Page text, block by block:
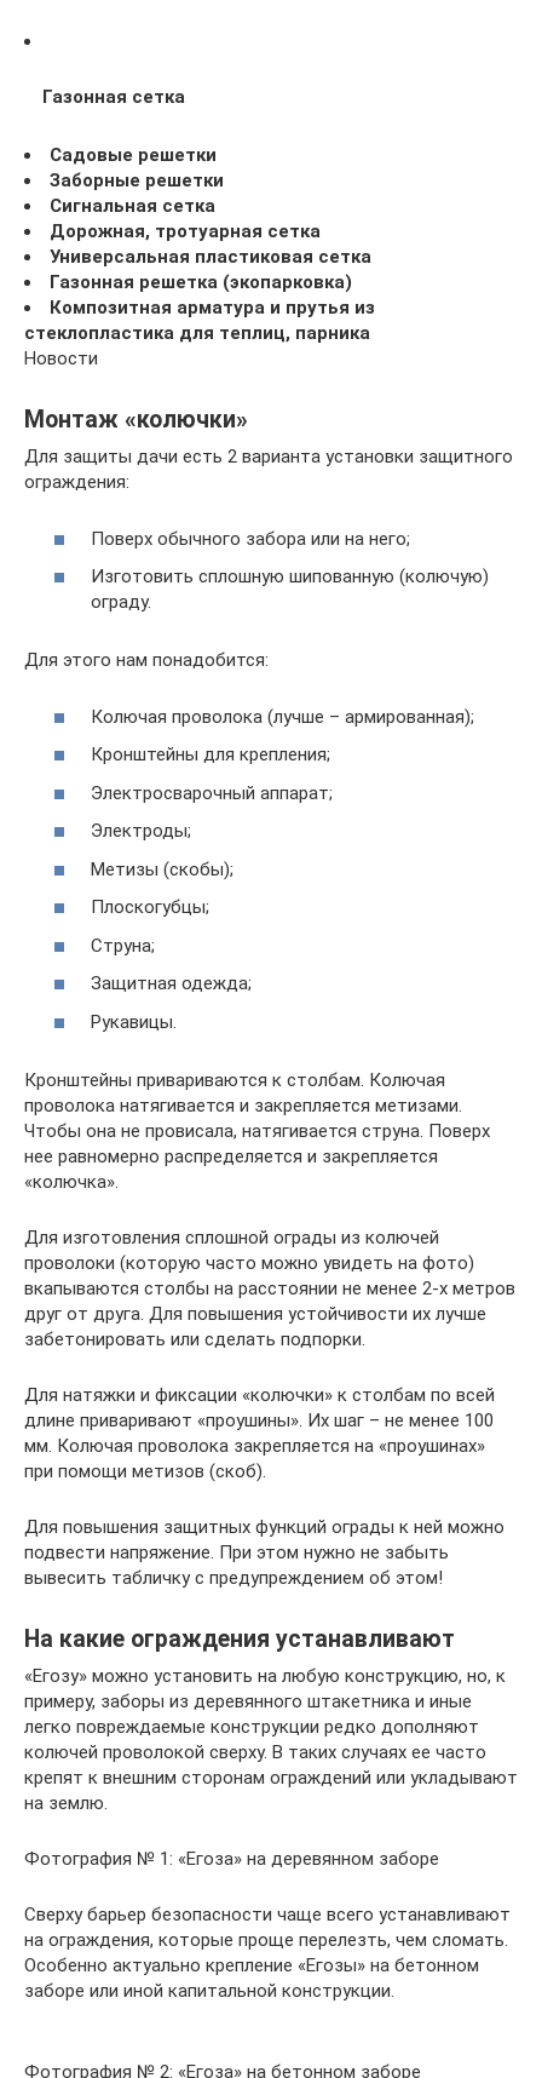
Газонная сетка
Садовые решетки
Заборные решетки
Сигнальная сетка
Дорожная, тротуарная сетка
Универсальная пластиковая сетка
Газонная решетка (экопарковка)
Композитная арматура и прутья из
стеклопластика для теплиц, парника
Новости
Монтаж «колючки»
Для защиты дачи есть 2 варианта установки защитного
ограждения:
Поверх обычного забора или на него;
Изготовить сплошную шипованную (колючую)
ограду.
Для этого нам понадобится:
Колючая проволока (лучше – армированная);
Кронштейны для крепления;
Электросварочный аппарат;
Электроды;
Метизы (скобы);
Плоскогубцы;
Струна;
Защитная одежда;
Рукавицы.
Кронштейны привариваются к столбам. Колючая
проволока натягивается и закрепляется метизами.
Чтобы она не провисала, натягивается струна. Поверх
нее равномерно распределяется и закрепляется
«колючка».
Для изготовления сплошной ограды из колючей
проволоки (которую часто можно увидеть на фото)
вкапываются столбы на расстоянии не менее 2-х метров
друг от друга. Для повышения устойчивости их лучше
забетонировать или сделать подпорки.
Для натяжки и фиксации «колючки» к столбам по всей
длине приваривают «проушины». Их шаг – не менее 100
мм. Колючая проволока закрепляется на «проушинах»
при помощи метизов (скоб).
Для повышения защитных функций ограды к ней можно
подвести напряжение. При этом нужно не забыть
вывесить табличку с предупреждением об этом!
На какие ограждения устанавливают
«Егозу» можно установить на любую конструкцию, но, к
примеру, заборы из деревянного штакетника и иные
легко повреждаемые конструкции редко дополняют
колючей проволокой сверху. В таких случаях ее часто
крепят к внешним сторонам ограждений или укладывают
на землю.
Фотография № 1: «Егоза» на деревянном заборе
Сверху барьер безопасности чаще всего устанавливают
на ограждения, которые проще перелезть, чем сломать.
Особенно актуально крепление «Егозы» на бетонном
заборе или иной капитальной конструкции.
Фотография № 2: «Егоза» на бетонном заборе